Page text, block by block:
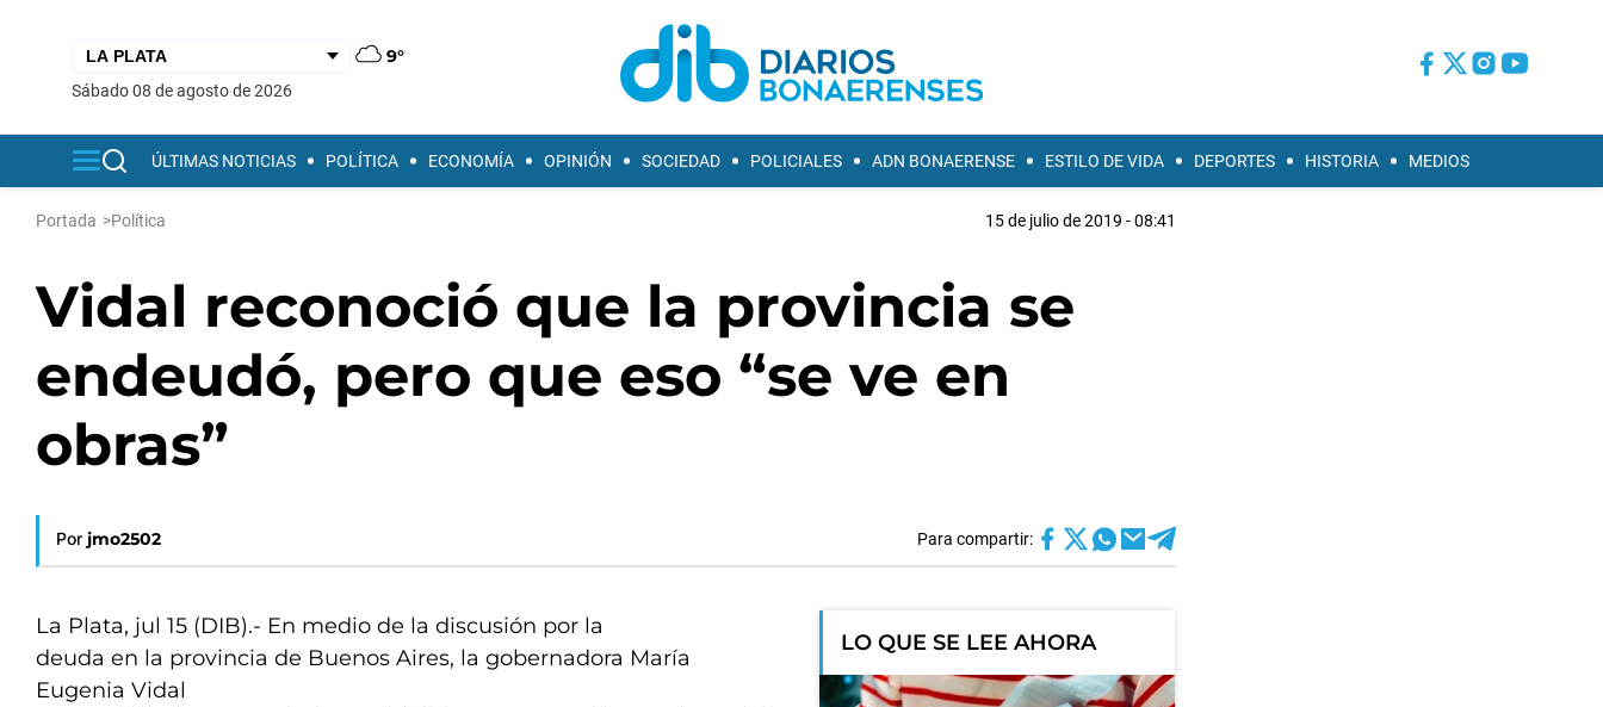
9°
sábado 08 de agosto de 2026
ÚLTIMAS NOTICIAS POLÍTICA ECONOMÍA OPINIÓN SOCIEDAD POLICIALES ADN BONAERENSE ESTILO DE VIDA DEPORTES HISTORIA MEDIOS
Portada >Política 15 de julio de 2019 - 08:41
Vidal reconoció que la provincia se
endeudó, pero que eso “se ve en
obras”
Por jmo2502 Para compartir:
La Plata, jul 15 (DIB).- En medio de la discusión por la
deuda en la provincia de Buenos Aires, la gobernadora María
Eugenia Vidal
LO QUE SE LEE AHORA